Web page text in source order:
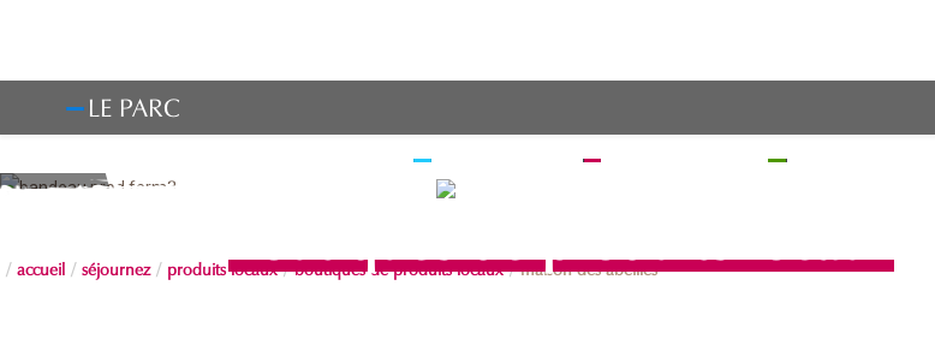
LE PARC
accueil séjournez produits locaux boutiques de produits locaux